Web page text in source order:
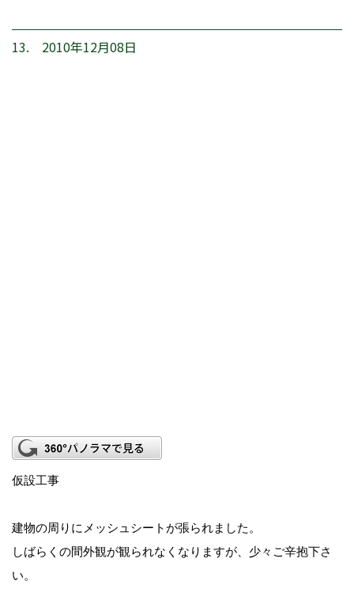
13. 2010年12月08日
仮設工事
建物の周りにメッシュシートが張られました。
しばらくの間外観が観られなくなりますが、少々ご辛抱下さ
い。